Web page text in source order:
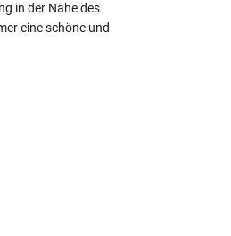
in der Nähe des
eine schöne und